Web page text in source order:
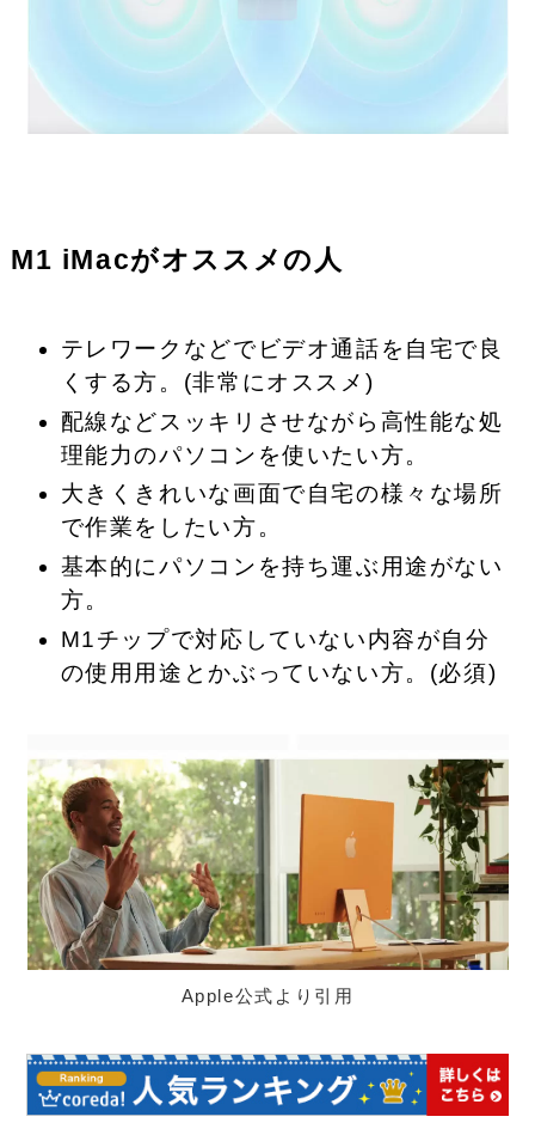
M1 iMacがオススメの人
テレワークなどでビデオ通話を自宅で良
くする方。(非常にオススメ)
配線などスッキリさせながら高性能な処
理能力のパソコンを使いたい方。
大きくきれいな画面で自宅の様々な場所
で作業をしたい方。
基本的にパソコンを持ち運ぶ用途がない
方。
M1チップで対応していない内容が自分
の使用用途とかぶっていない方。(必須)
Apple公式より引用